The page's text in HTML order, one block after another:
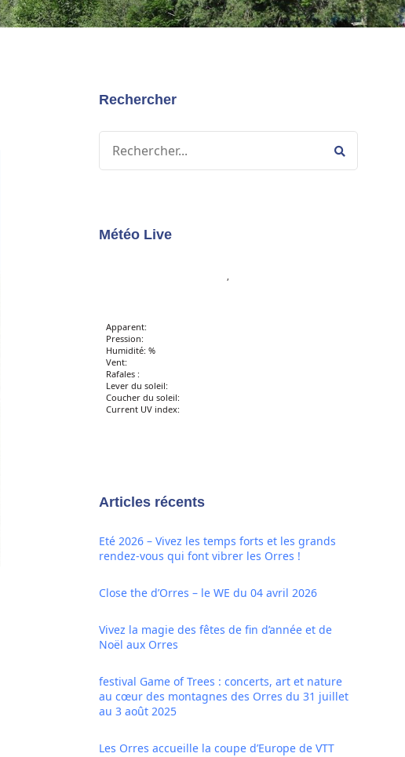
Rechercher
Météo Live
,
Apparent:
Pression:
Humidité: %
Vent:
Rafales :
Lever du soleil:
Coucher du soleil:
Current UV index:
Articles récents
Eté 2026 – Vivez les temps forts et les grands
rendez-vous qui font vibrer les Orres !
Close the d’Orres – le WE du 04 avril 2026
Vivez la magie des fêtes de fin d’année et de
Noël aux Orres
festival Game of Trees : concerts, art et nature
au cœur des montagnes des Orres du 31 juillet
au 3 août 2025
Les Orres accueille la coupe d’Europe de VTT